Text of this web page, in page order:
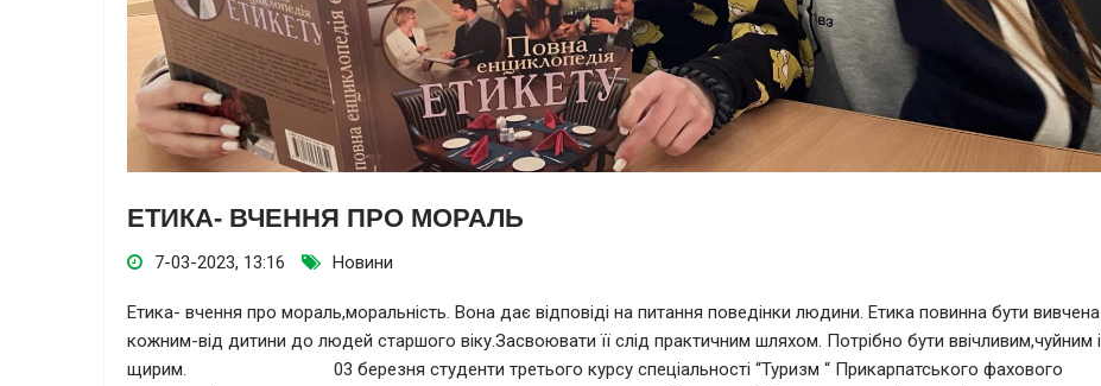
ЕТИКА- ВЧЕННЯ ПРО МОРАЛЬ
7-03-2023, 13:16 Новини
Етика- вчення про мораль,моральність. Вона дає відповіді на питання поведінки людини. Етика повинна бути вивчена
кожним-від дитини до людей старшого віку.Засвоювати її слід практичним шляхом. Потрібно бути ввічливим,чуйним і
щирим. 03 березня студенти третього курсу спеціальності “Туризм “ Прикарпатського фахового